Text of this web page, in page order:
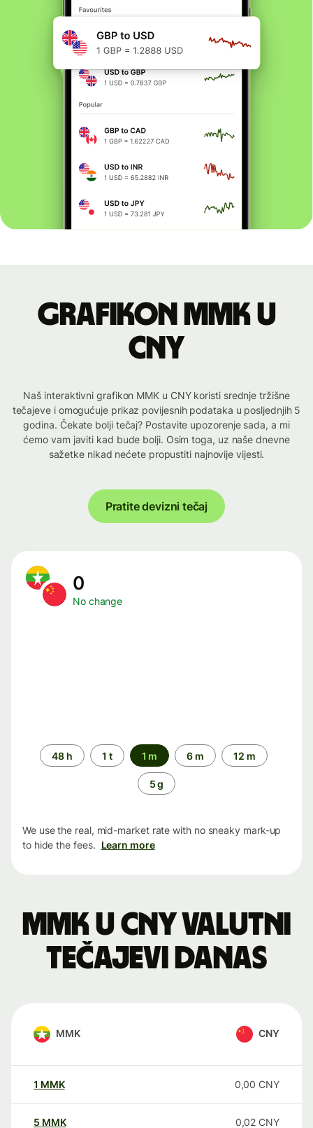
Grafikon MMK u
CNY
Naš interaktivni grafikon MMK u CNY koristi srednje tržišne
tečajeve i omogućuje prikaz povijesnih podataka u posljednjih 5
godina. Čekate bolji tečaj? Postavite upozorenje sada, a mi
ćemo vam javiti kad bude bolji. Osim toga, uz naše dnevne
sažetke nikad nećete propustiti najnovije vijesti.
Pratite devizni tečaj
0
No change
Time
period
48 h 1 t 1 m 6 m 12 m
5 g
We use the real, mid-market rate with no sneaky mark-up
to hide the fees. Learn more
MMK u CNY valutni
tečajevi danas
MMK CNY
1 MMK 0,00 CNY
5 MMK 0,02 CNY